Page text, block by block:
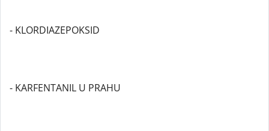
- KLORDIAZEPOKSID
- KARFENTANIL U PRAHU